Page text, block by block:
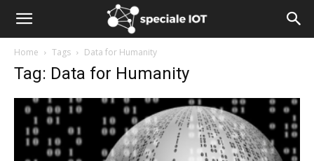
Home Tags Data for Humanity
Tag: Data for Humanity